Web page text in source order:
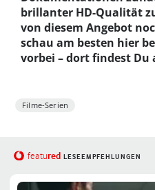
brillanter HD-Qualität
von diesem Angebot
schau am besten hier
vorbei – dort findest Du
Filme-Serien
featured LESEEMPFEHLUNGEN